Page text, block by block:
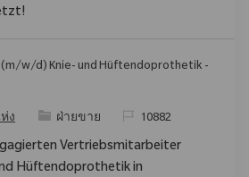
w/d) Knie- und Hüftendoprothetik -
ง
ประเภท
ฝ่ายขาย ReqId10882
Vertriebsmitarbeiter
Hüftendoprothetik in